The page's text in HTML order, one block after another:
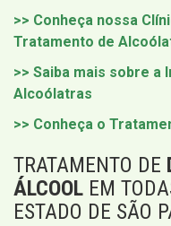
>> Conheça nossa
Tratamento de
>> Saiba mais sobre a
Alcoólatras
>> Conheça o
TRATAMENTO DE
ÁLCOOL EM
ESTADO DE SÃO